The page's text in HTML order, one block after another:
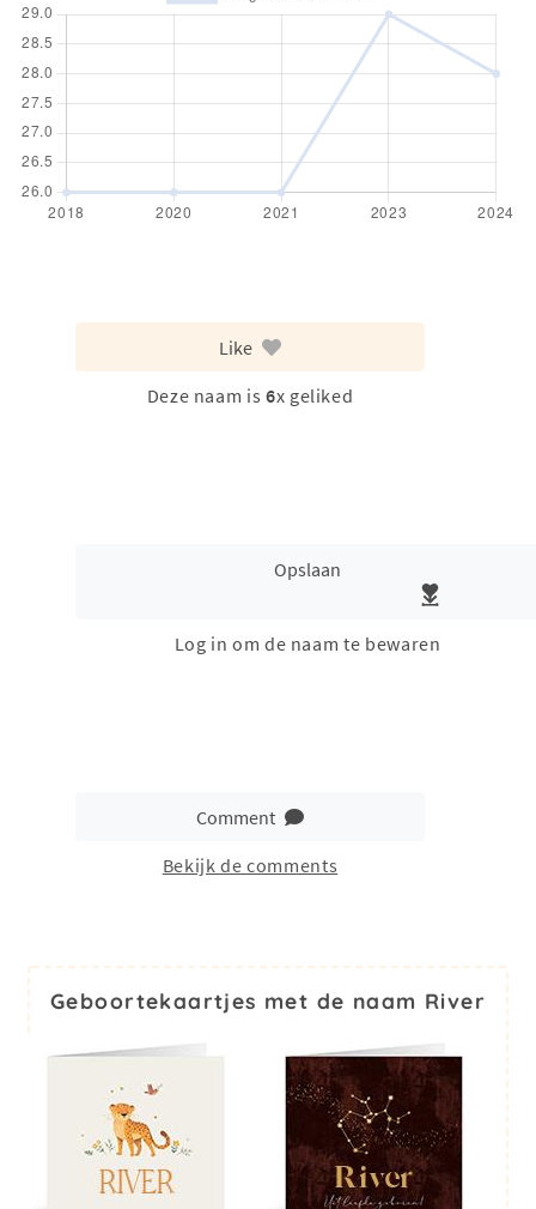
Like
Deze naam is 6x geliked
Opslaan
Log in om de naam te bewaren
Comment
Bekijk de comments
Geboortekaartjes met de naam River